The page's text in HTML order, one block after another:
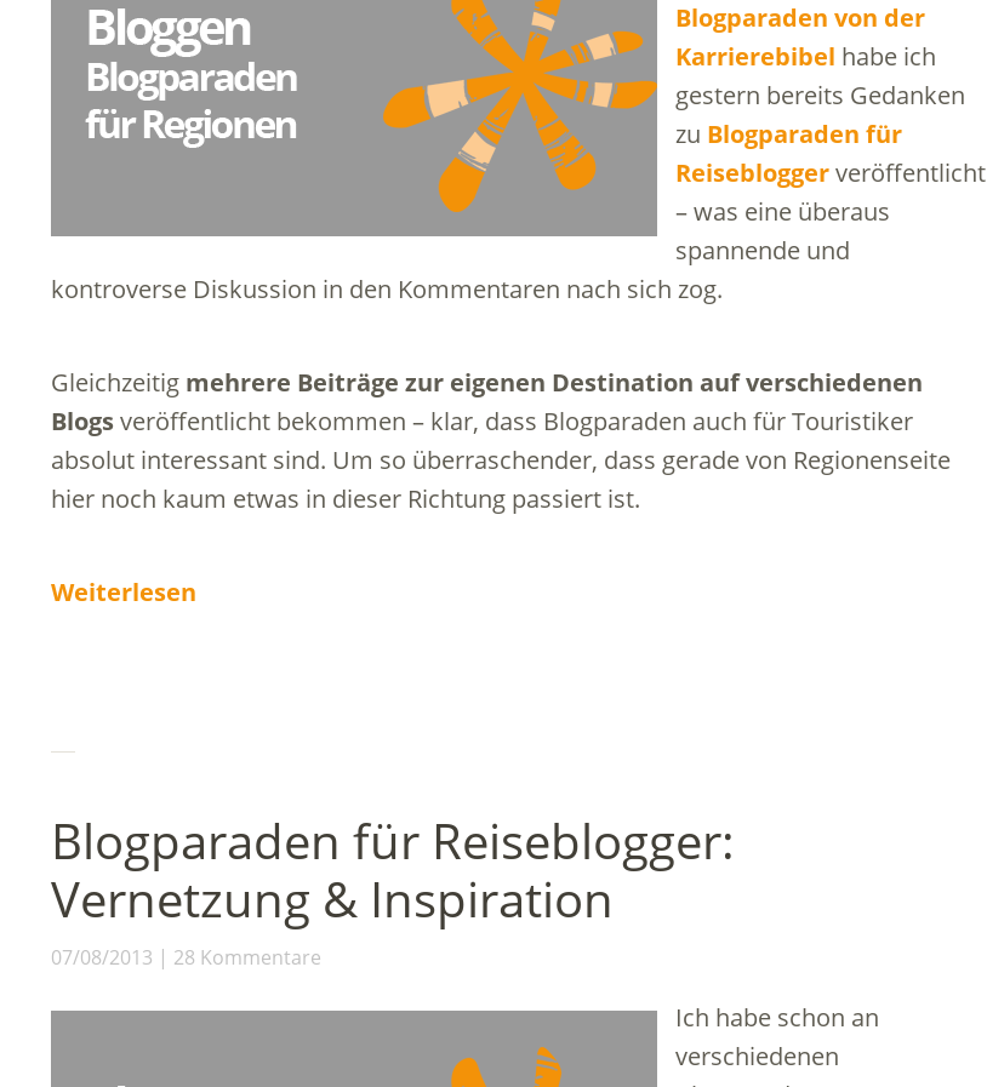
Blogparaden von der
Karrierebibel habe ich
gestern bereits Gedanken
zu Blogparaden für
Reisebloggerveröffentlicht
– was eine überaus
spannende und
kontroverse Diskussion in den Kommentaren nach sich zog.
Gleichzeitig mehrere Beiträge zur eigenen Destination auf verschiedenen
Blogsveröffentlicht bekommen – klar, dass Blogparaden auch für Touristiker
absolut interessant sind. Um so überraschender, dass gerade von Regionenseite
hier noch kaum etwas in dieser Richtung passiert ist.
Weiterlesen
Blogparaden für Reiseblogger:
Vernetzung & Inspiration
07/08/2013 28 Kommentare
Ich habe schon an
verschiedenen